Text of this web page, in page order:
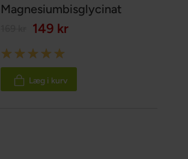
Magnesiumbisglycinat
149 kr
Rating:
100%
Læg i kurv